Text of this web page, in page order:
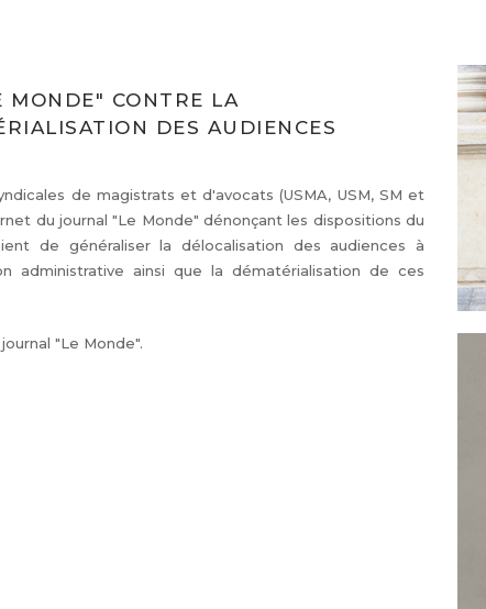
MONDE" CONTRE LA
DES AUDIENCES
de magistrats et d'avocats (USMA, USM, SM et
du journal "Le Monde" dénonçant les dispositions du
de généraliser la délocalisation des audiences à
administrative ainsi que la dématérialisation de ces
"Le Monde".